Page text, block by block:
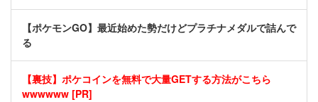
【ポケモンGO】最近始めた勢だけどプラチナメダルで詰んで
る
【裏技】ポケコインを無料で大量GETする方法がこちら
wwwwww [PR]